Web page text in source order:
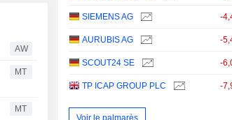
AW
MT
MT
SIEMENS AG -
AURUBIS AG -
SCOUT24 SE -
TP ICAP GROUP PLC -
Voir le palmarès